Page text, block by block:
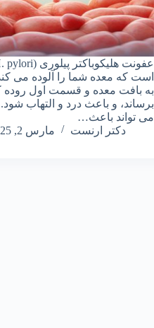
است که معده شما را آلوده می
به بافت معده و قسمت اول
برساند، و باعث درد و التهاب
می تواند باعث…
دکتر ارنست
مارس 2, 2025